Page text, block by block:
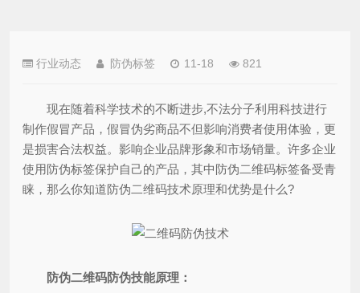
行业动态 防伪标签 11-18 821
现在随着科学技术的不断进步,不法分子利用科技进行
制作假冒产品，假冒伪劣商品不但影响消费者使用体验，更
是损害合法权益。影响企业品牌形象和市场销量。许多企业
使用防伪标签保护自己的产品，其中防伪二维码标签备受青
睐，那么你知道防伪二维码技术原理和优势是什么?
防伪二维码防伪技能原理：